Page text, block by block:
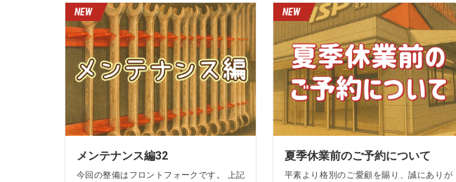
メンテナンス編32
今回の整備はフロントフォークです。 上記
夏季休業前のご予約について
平素より格別のご愛顧を賜り、誠にありが